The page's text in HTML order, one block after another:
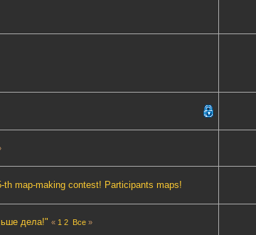
th map-making contest! Participants maps!
дела!" « 1 2 Все »